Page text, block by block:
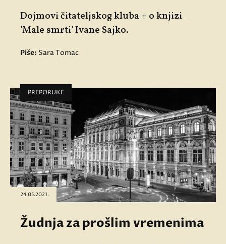
Dojmovi čitateljskog kluba + o knjizi
'Male smrti'Ivane Sajko.
Piše: Sara Tomac
PREPORUKE
24.05.2021.
Žudnja za prošlim vremenima